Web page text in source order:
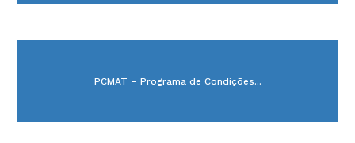
PCMAT – Programa de Condições...